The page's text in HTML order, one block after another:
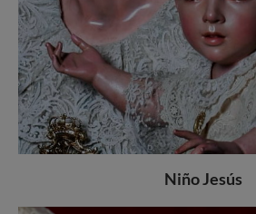
Niño Jesús